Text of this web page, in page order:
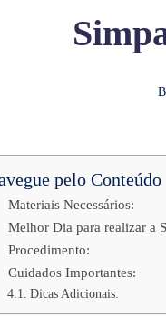
pelo Conteúdo
Materiais Necessários:
Melhor Dia para realizar a
Procedimento:
Cuidados Importantes:
Dicas Adicionais: